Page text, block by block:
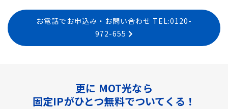
お電話でお申込み・お問い合わせ TEL:0120-
972-655
更に MOT光なら
固定IPがひとつ無料でついてくる！